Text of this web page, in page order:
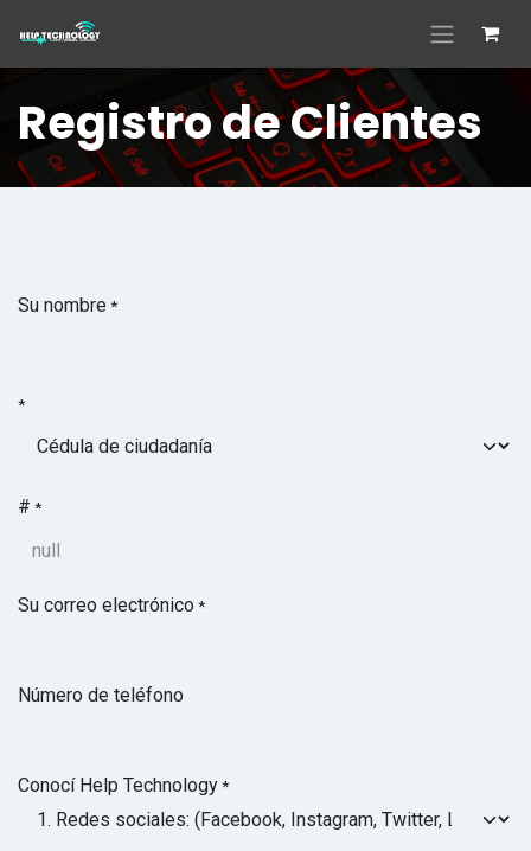
Registro de Clientes
Su nombre*
*
# *
Su correo electrónico*
Número de teléfono
Conocí Help Technology*